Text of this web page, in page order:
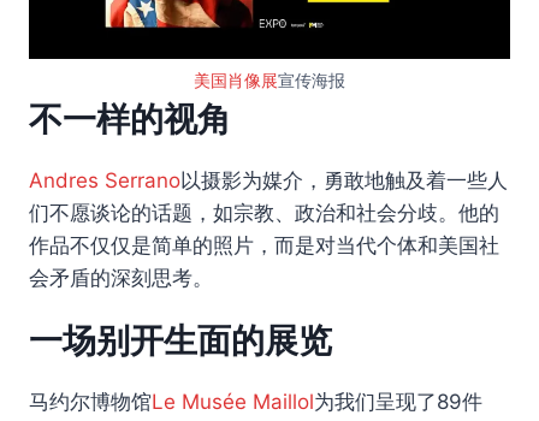
美国肖像展宣传海报
不一样的视角
Andres Serrano以摄影为媒介，勇敢地触及着一些人
们不愿谈论的话题，如宗教、政治和社会分歧。他的
作品不仅仅是简单的照片，而是对当代个体和美国社
会矛盾的深刻思考。
一场别开生面的展览
马约尔博物馆Le Musée Maillol为我们呈现了89件